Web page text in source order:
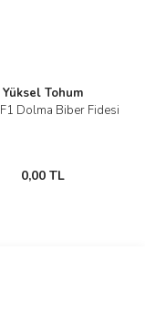
Yüksel Tohum
Dolma Biber Fidesi
0,00 TL